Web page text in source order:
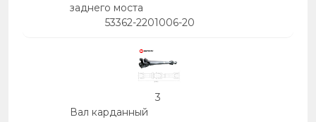
заднего моста
53362-2201006-20
3
Вал карданный